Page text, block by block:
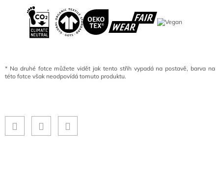
* Na druhé fotce můžete vidět jak tento střih vypadá na postavě, barva na
této fotce však neodpovídá tomuto produktu.